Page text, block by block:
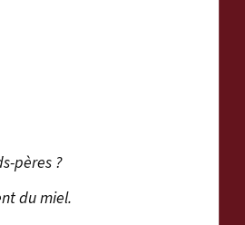
pères ?
du miel.